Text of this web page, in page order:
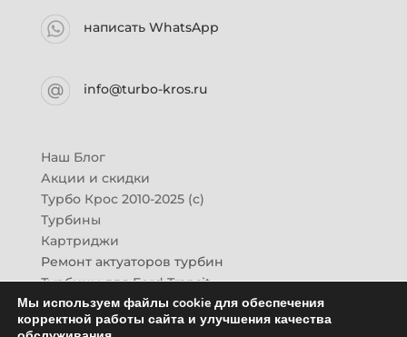
написать WhatsApp
info@turbo-kros.ru
Наш Блог
Акции и скидки
Турбо Крос 2010-2025 (с)
Турбины
Картриджи
Ремонт актуаторов турбин
Турбины для Ford Transit
Турбины для Mazda CX-7
Картридж для ГАЗон-Next
Мы используем файлы cookie для обеспечения
корректной работы сайта и улучшения качества